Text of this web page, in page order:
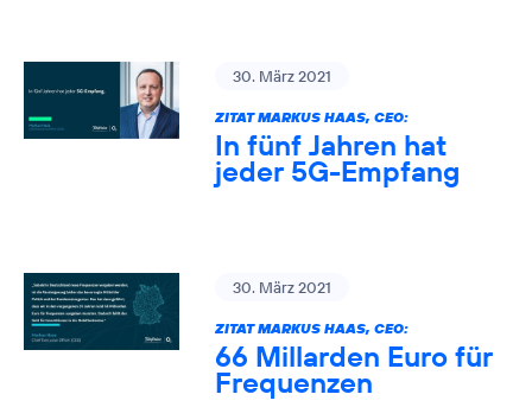
30. März 2021
ZITAT MARKUS HAAS, CEO:
In fünf Jahren hat
jeder 5G-Empfang
30. März 2021
ZITAT MARKUS HAAS, CEO:
66 Millarden Euro für
Frequenzen